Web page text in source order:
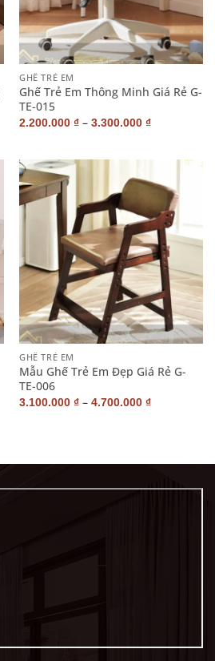
+
GHẾ TRẺ EM
Ghế Trẻ Em Thông Minh Giá Rẻ G-
TE-015
2.200.000₫ –3.300.000₫
+
GHẾ TRẺ EM
Mẫu Ghế Trẻ Em Đẹp Giá Rẻ G-
TE-006
3.100.000₫ –4.700.000₫